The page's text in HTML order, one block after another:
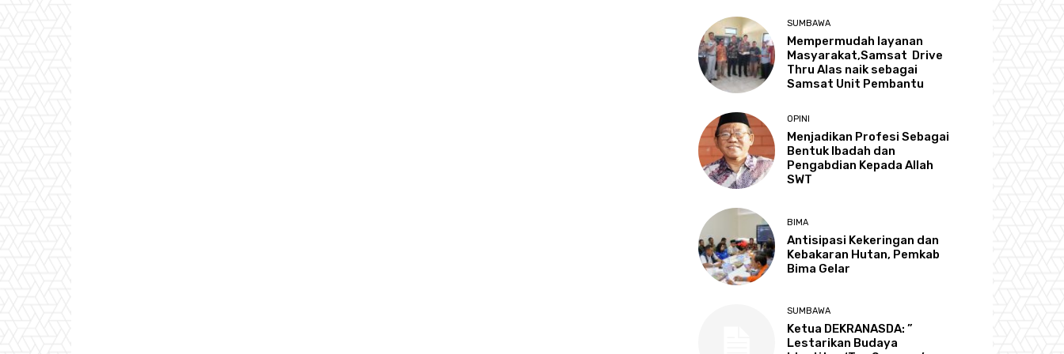
SUMBAWA
Mempermudah layanan
Masyarakat,Samsat Drive
Thru Alas naik sebagai
Samsat Unit Pembantu
OPINI
Menjadikan Profesi Sebagai
Bentuk Ibadah dan
Pengabdian Kepada Allah
SWT
BIMA
Antisipasi Kekeringan dan
Kebakaran Hutan, Pemkab
Bima Gelar
SUMBAWA
Ketua DEKRANASDA: ”
Lestarikan Budaya